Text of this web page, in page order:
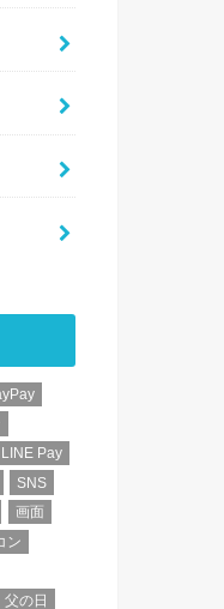
LINE Pay
SNS
画面
ン
父の日